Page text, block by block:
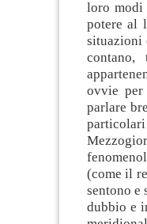
loro
potere al
situazioni
ovvie per
parlare
(come il
sentono e
dubbio e